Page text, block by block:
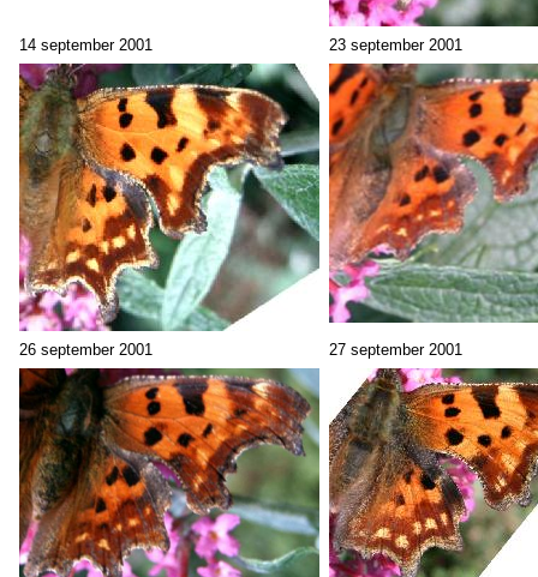
14 september 2001 23 september 2001
26 september 2001 27 september 2001